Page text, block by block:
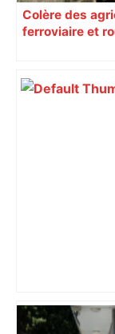
Colère des
ferroviaire et
Bilan du